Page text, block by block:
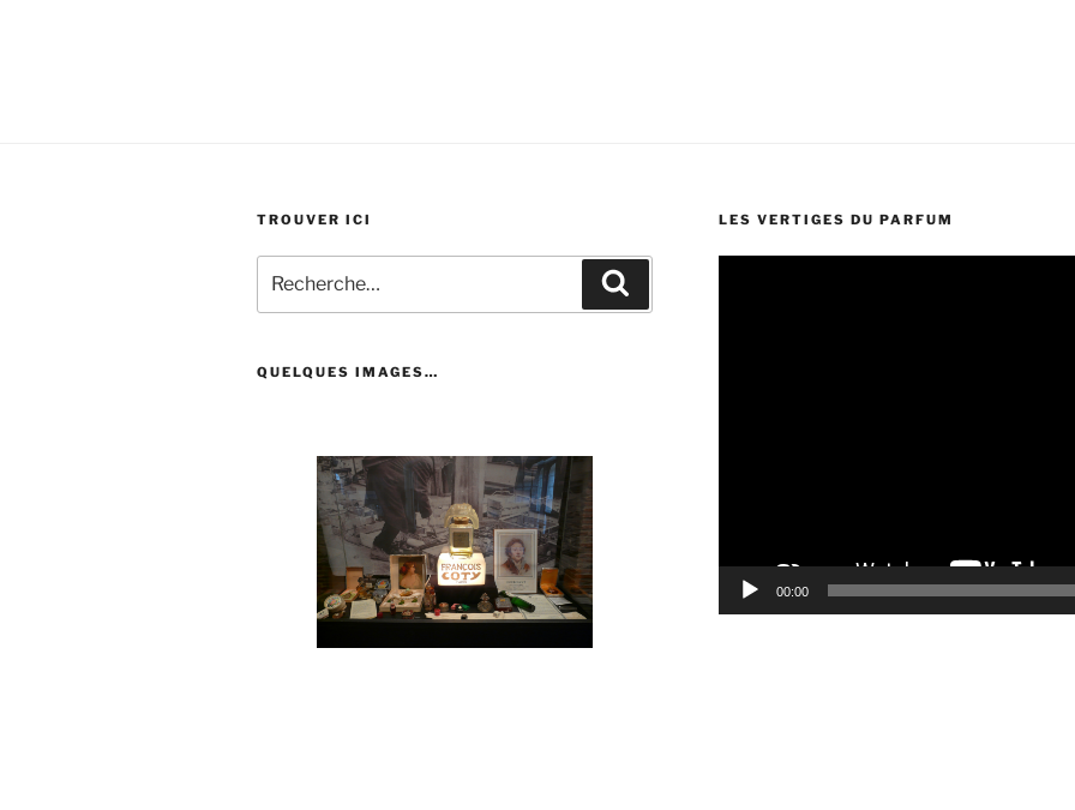
TROUVER ICI
pour
:
QUELQUES IMAGES…
LES VERTIGES DU PARFUM
00:00